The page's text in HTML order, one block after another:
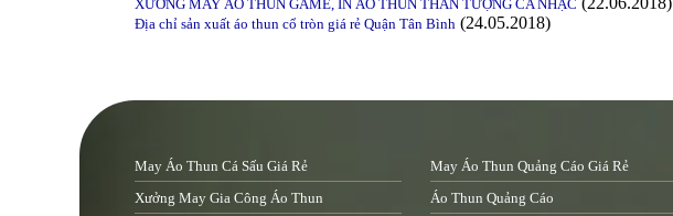
XƯỞNG MAY ÁO THUN GAME, IN ÁO THUN THẦN TƯỢNG CA NHẠC
Địa chỉ sản xuất áo thun cổ tròn giá rẻ Quận Tân Bình (24.05.2018)
May Áo Thun Cá Sấu Giá Rẻ May Áo Thun Quảng Cáo Giá Rẻ
Xưởng May Gia Công Áo Thun
Áo Thun Quảng Cáo